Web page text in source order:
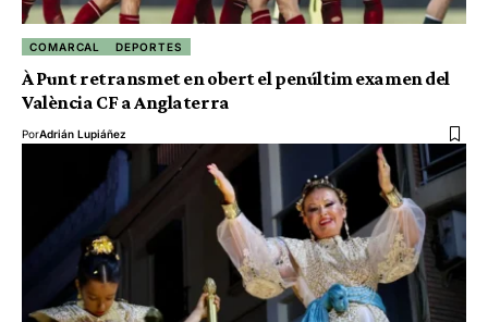
COMARCAL DEPORTES
À Punt retransmet en obert el penúltim examen del
València CF a Anglaterra
PorAdrián Lupiáñez